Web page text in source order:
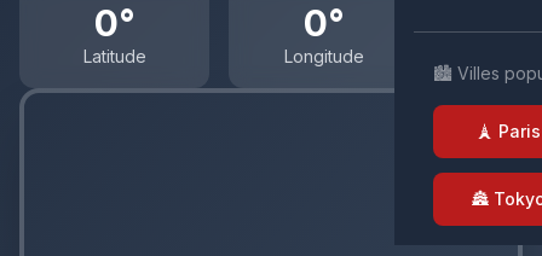
🏙️ Villes
🗼 Paris
🏯
0°
Latitude
0°
Longitude